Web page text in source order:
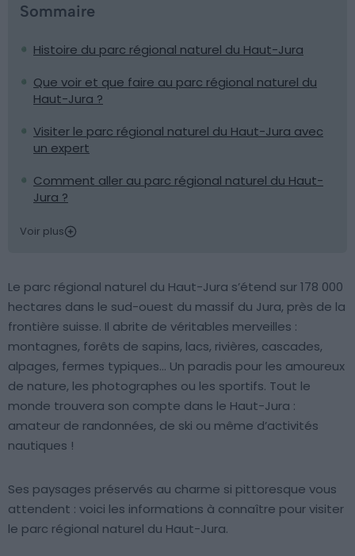
Sommaire
Histoire du parc régional naturel du Haut-Jura
Que voir et que faire au parc régional naturel du
Haut-Jura ?
Visiter le parc régional naturel du Haut-Jura avec
un expert
Comment aller au parc régional naturel du Haut-
Jura ?
Voir plus
Le parc régional naturel du Haut-Jura s’étend sur 178 000
hectares dans le sud-ouest du massif du Jura, près de la
frontière suisse. Il abrite de véritables merveilles :
montagnes, forêts de sapins, lacs, rivières, cascades,
alpages, fermes typiques… Un paradis pour les amoureux
de nature, les photographes ou les sportifs. Tout le
monde trouvera son compte dans le Haut-Jura :
amateur de randonnées, de ski ou même d’activités
nautiques !
Ses paysages préservés au charme si pittoresque vous
attendent : voici les informations à connaître pour visiter
le parc régional naturel du Haut-Jura.